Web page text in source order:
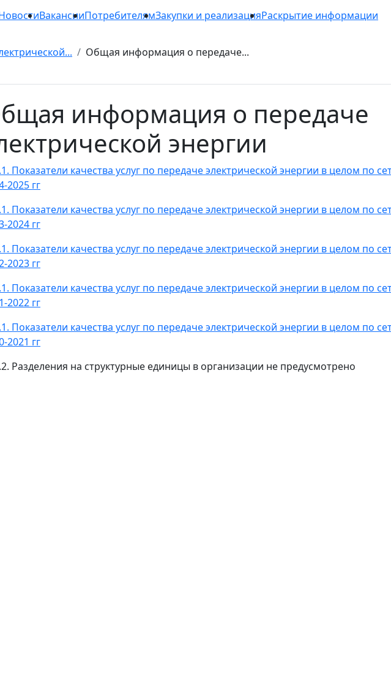
информация о передаче
энергии
Показатели качества услуг по передаче электрической энергии в целом по
2025 гг
Показатели качества услуг по передаче электрической энергии в целом по
2024 гг
Показатели качества услуг по передаче электрической энергии в целом по
2023 гг
Показатели качества услуг по передаче электрической энергии в целом по
2022 гг
Показатели качества услуг по передаче электрической энергии в целом по
2021 гг
Разделения на структурные единицы в организации не предусмотрено
ВакансииПотребителямЗакупки и реализацияРаскрытие информации
Общая информация о передаче...